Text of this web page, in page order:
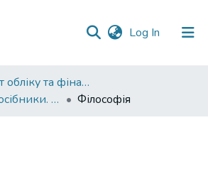
Log In (current)
Факультет обліку та фінансів
Підручники і посібники. Факультет обліку та фінансів
Філософія